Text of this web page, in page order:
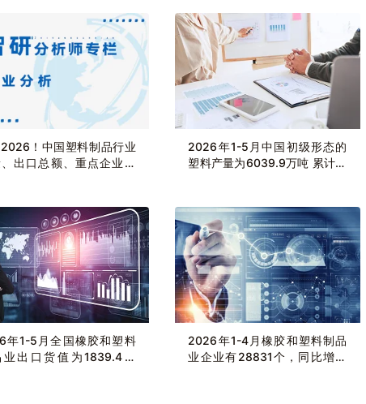
！中国塑料制品行业
出口总额、重点企业分
高质量发展[图]
2026年1-5月中国初级形态的
塑料产量为6039.9万吨 累计增
年1-5月全国橡胶和塑料
业出口货值为1839.4亿
2026年1-4月橡胶和塑料制品
业企业有28831个，同比增长